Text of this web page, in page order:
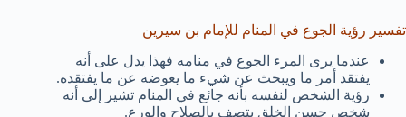
تفسير رؤية الجوع في المنام للإمام بن سيرين
عندما يرى المرء الجوع في منامه فهذا يدل على أنه
يفتقد أمر ما ويبحث عن شيء ما يعوضه عن ما يفتقده.
رؤية الشخص لنفسه بأنه جائع في المنام تشير إلى أنه
شخص حسن الخلق يتصف بالصلاح والورع.